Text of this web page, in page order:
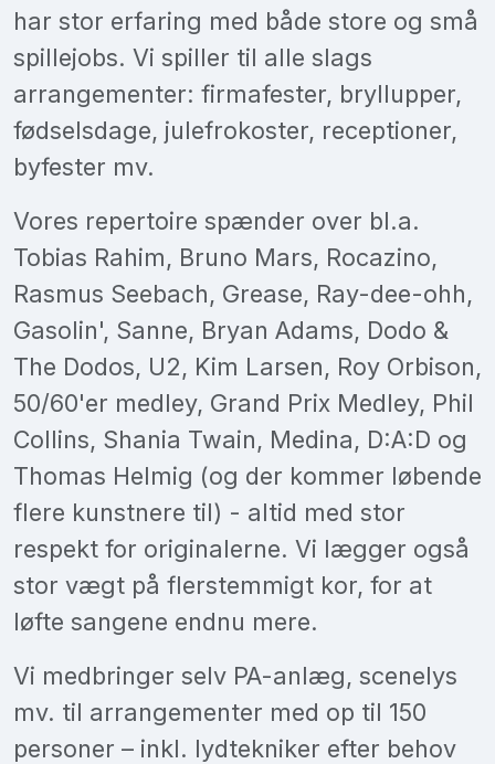
har stor erfaring med både store og små
spillejobs. Vi spiller til alle slags
arrangementer: firmafester, bryllupper,
fødselsdage, julefrokoster, receptioner,
byfester mv.
Vores repertoire spænder over bl.a.
Tobias Rahim, Bruno Mars, Rocazino,
Rasmus Seebach, Grease, Ray-dee-ohh,
Gasolin', Sanne, Bryan Adams, Dodo &
The Dodos, U2, Kim Larsen, Roy Orbison,
50/60'er medley, Grand Prix Medley, Phil
Collins, Shania Twain, Medina, D:A:D og
Thomas Helmig (og der kommer løbende
flere kunstnere til) - altid med stor
respekt for originalerne. Vi lægger også
stor vægt på flerstemmigt kor, for at
løfte sangene endnu mere.
Vi medbringer selv PA-anlæg, scenelys
mv. til arrangementer med op til 150
personer – inkl. lydtekniker efter behov